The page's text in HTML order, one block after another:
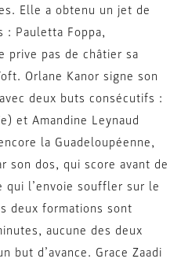
Elle a obtenu un jet de
: Pauletta Foppa,
prive pas de châtier sa
Orlane Kanor signe son
deux buts consécutifs :
et Amandine Leynaud
la Guadeloupéenne,
son dos, qui score avant de
qui l’envoie souffler sur le
deux formations sont
aucune des deux
but d’avance. Grace Zaadi